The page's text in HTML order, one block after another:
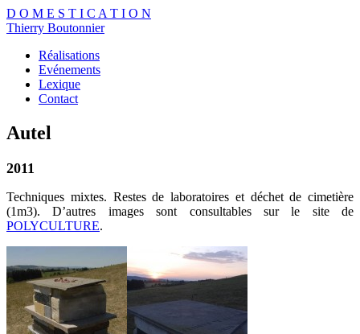
D O M E S T I C A T I O N
Thierry Boutonnier
Réalisations
Evénements
Lexique
Contact
Autel
2011
Techniques mixtes. Restes de laboratoires et déchet de cimetière
(1m3). D’autres images sont consultables sur le site de
POLYCULTURE.